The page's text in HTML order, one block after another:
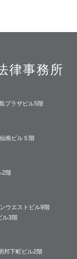
律事務所
プラザビル5階
南ビル５階
2階
ウエストビル9階
ル3階
邦下町ビル2階